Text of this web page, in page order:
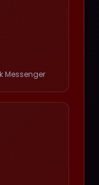
Messenger